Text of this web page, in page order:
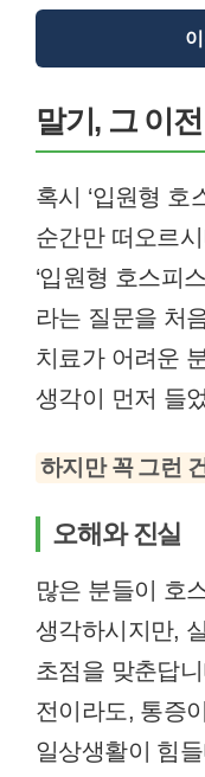
말기, 그 이
혹시 ‘입원형 호
순간만 떠오르
‘입원형 호스피
라는 질문을 처
치료가 어려운
생각이 먼저 들
하지만 꼭 그런
오해와 진실
많은 분들이 호
생각하시지만,
초점을 맞춘답
전이라도, 통증
일상생활이 힘